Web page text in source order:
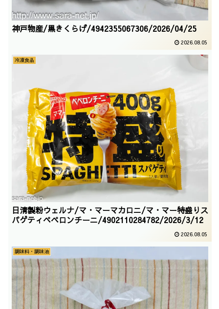
神戸物産/黒きくらげ/4942355067306/2026/04/25
2026.08.05
冷凍食品
日清製粉ウェルナ/マ・マーマカロニ/マ・マー特盛りス
パゲティペペロンチーニ/4902110284782/2026/3/12
2026.08.05
調味料・調味油